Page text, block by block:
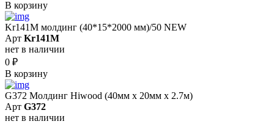
В корзину
Kr141M молдинг (40*15*2000 мм)/50 NEW
Арт Kr141M
нет в наличии
0 ₽
В корзину
G372 Молдинг Hiwood (40мм х 20мм х 2.7м)
Арт G372
нет в наличии